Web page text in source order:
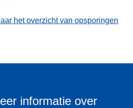
het overzicht van opsporingen
informatie over